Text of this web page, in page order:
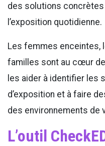
des solutions
l’exposition quotidienne.
Les femmes enceintes,
familles sont au cœur
les aider à identifier les
d’exposition et à faire
des environnements de
L’outil